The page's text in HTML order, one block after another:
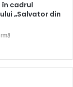
cadrul
„Salvator din